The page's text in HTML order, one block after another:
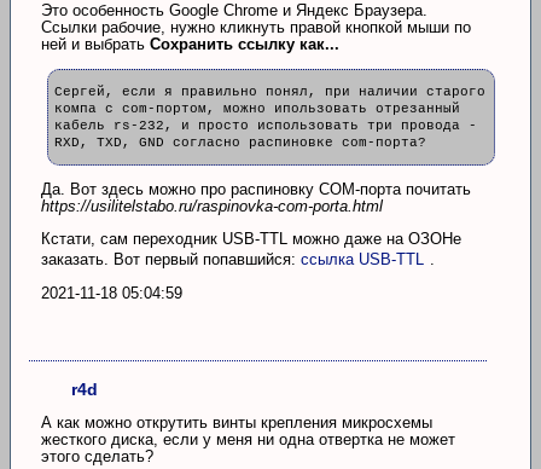
Это особенность Google Chrome и Яндекс Браузера.
Ссылки рабочие, нужно кликнуть правой кнопкой мыши по
ней и выбрать Сохранить ссылку как...
Сергей, если я правильно понял, при наличии старого
компа с com-портом, можно ипользовать отрезанный
кабель rs-232, и просто использовать три провода -
RXD, TXD, GND согласно распиновке com-порта?
Да. Вот здесь можно про распиновку COM-порта почитать
https://usilitelstabo.ru/raspinovka-com-porta.html
Кстати, сам переходник USB-TTL можно даже на ОЗОНе
заказать. Вот первый попавшийся: ссылка USB-TTL
2021-11-18 05:04:59
r4d
А как можно открутить винты крепления микросхемы
жесткого диска, если у меня ни одна отвертка не может
этого сделать?